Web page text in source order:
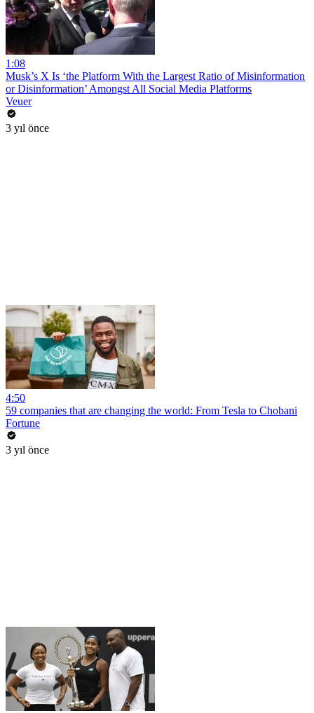
1:08
Musk’s X Is ‘the Platform With the Largest Ratio of Misinformation
or Disinformation’ Amongst All Social Media Platforms
Veuer
3 yıl önce
4:50
59 companies that are changing the world: From Tesla to Chobani
Fortune
3 yıl önce